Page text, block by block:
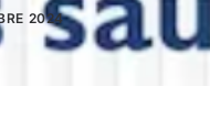
2024